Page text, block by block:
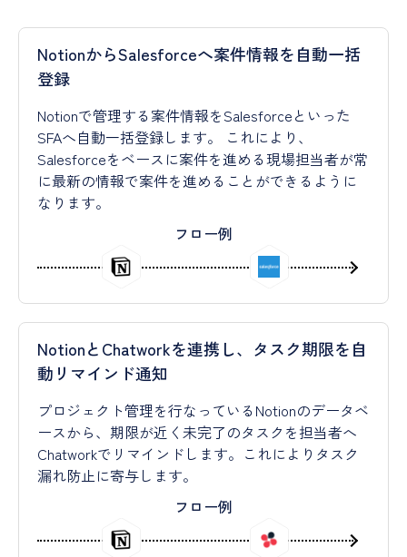
NotionからSalesforceへ案件情報を自動一括
登録
Notionで管理する案件情報をSalesforceといった
SFAへ自動一括登録します。 これにより、
Salesforceをベースに案件を進める現場担当者が常
に最新の情報で案件を進めることができるように
なります。
フロー例
NotionとChatworkを連携し、タスク期限を自
動リマインド通知
プロジェクト管理を行なっているNotionのデータベ
ースから、期限が近く未完了のタスクを担当者へ
Chatworkでリマインドします。これによりタスク
漏れ防止に寄与します。
フロー例